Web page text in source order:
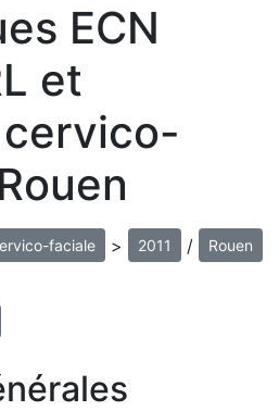
ECN
et
faciale > 2011 / Rouen